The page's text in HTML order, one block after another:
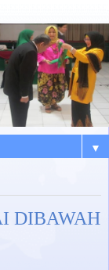
▼
DIBAWAH